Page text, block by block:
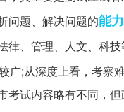
问题、解决问题的能力
律、管理、人文、科
广;从深度上看，考察
考试内容略有不同，